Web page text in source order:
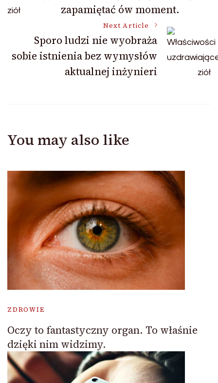
zapamiętać ów moment.
Next Article
Sporo ludzi nie wyobraża
sobie istnienia bez wymysłów
aktualnej inżynieri
You may also like
ZDROWIE
Oczy to fantastyczny organ. To właśnie
dzięki nim widzimy.